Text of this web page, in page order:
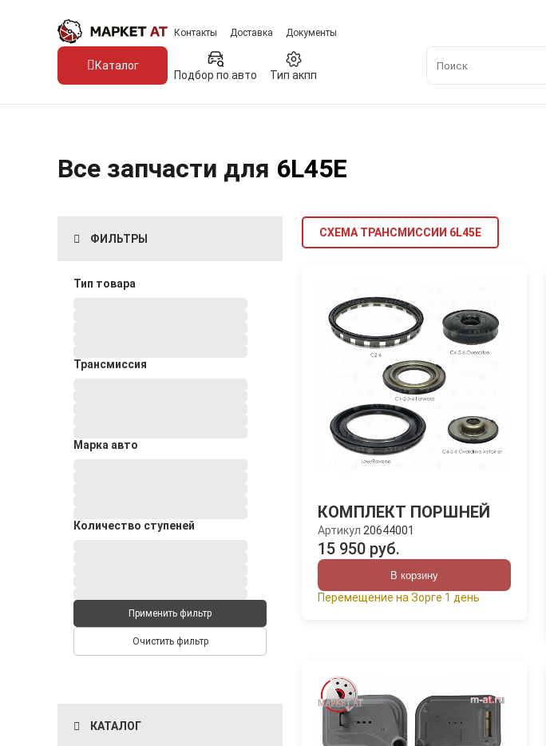
Контакты Доставка Документы
Каталог
Подбор по авто Тип акпп
Все запчасти для 6L45E
ФИЛЬТРЫ
Тип товара
Трансмиссия
Марка авто
Количество ступеней
Применить фильтр
Очистить фильтр
КАТАЛОГ
СХЕМА ТРАНСМИССИИ 6L45E
КОМПЛЕКТ ПОРШНЕЙ
Артикул 20644001
15 950 руб.
В корзину
Перемещение на Зорге 1 день